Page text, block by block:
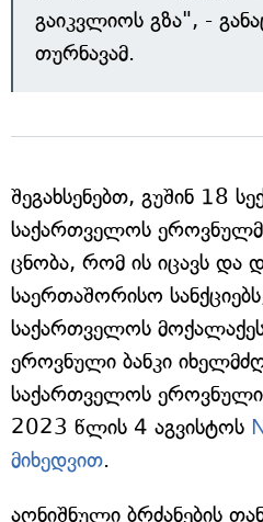
გაიკვლიოს გზა", -
თურნავამ.
შეგახსენებთ, გუშინ 18
საქართველოს
ცნობა, რომ ის იცავს და
საერთაშორისო
საქართველოს
ეროვნული ბანკი
საქართველოს ეროვნული
2023 წლის 4 აგვისტოს
მიხედვით.
აღნიშნული ბრძანების